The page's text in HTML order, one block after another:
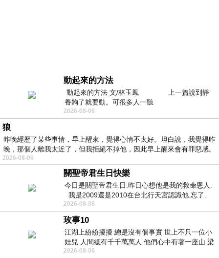
動起來的方法
動起來的方法 文/林玉鳳 上一篇說到靜
養夠了就要動。可很多人一聽
2026-08-06
狼
昨晚經歷了某些事情，早上醒來，覺得心情不太好。坦白說，我覺得昨
晚，那個人離我太近了，但我拒絕不掉他，因此早上醒來會有罪惡感。
2026-08-06
關聖帝君生日快樂
今日是關聖帝君生日.昨日心想他是我的救命恩人.
我是2009還是2010在台北行天宮認識他.忘了.
一個奇摩交友的網友學
2026-08-06
玫事10
江湖上紛紛擾擾 總是沒有個事實 世上不只一位小
娃兒 人間總有千千萬萬人 他們心中有著一座山 梁
山佛山泰華衡恆嵩 一山之高
2026-08-06